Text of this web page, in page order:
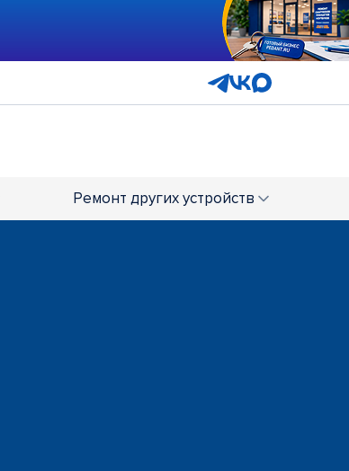
Ремонт других устройств